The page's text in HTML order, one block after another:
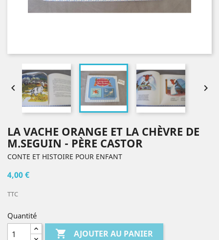
 
LA VACHE ORANGE ET LA CHÈVRE DE
M.SEGUIN - PÈRE CASTOR
CONTE ET HISTOIRE POUR ENFANT
4,00 €
TTC
Quantité
 AJOUTER AU PANIER